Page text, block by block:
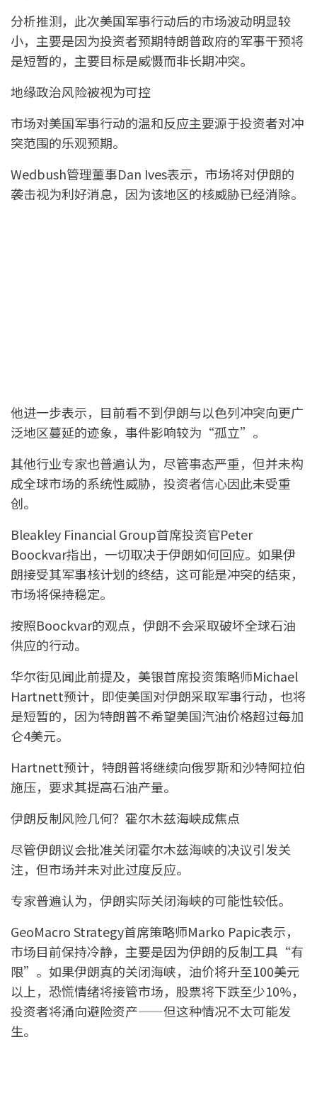
分析推测，此次美国军事行动后的市场波动明显较
小，主要是因为投资者预期特朗普政府的军事干预将
是短暂的，主要目标是威慑而非长期冲突。
地缘政治风险被视为可控
市场对美国军事行动的温和反应主要源于投资者对冲
突范围的乐观预期。
Wedbush管理董事Dan Ives表示，市场将对伊朗的
袭击视为利好消息，因为该地区的核威胁已经消除。
他进一步表示，目前看不到伊朗与以色列冲突向更广
泛地区蔓延的迹象，事件影响较为“孤立”。
其他行业专家也普遍认为，尽管事态严重，但并未构
成全球市场的系统性威胁，投资者信心因此未受重
创。
Bleakley Financial Group首席投资官Peter
Boockvar指出，一切取决于伊朗如何回应。如果伊
朗接受其军事核计划的终结，这可能是冲突的结束，
市场将保持稳定。
按照Boockvar的观点，伊朗不会采取破坏全球石油
供应的行动。
华尔街见闻此前提及，美银首席投资策略师Michael
Hartnett预计，即使美国对伊朗采取军事行动，也将
是短暂的，因为特朗普不希望美国汽油价格超过每加
仑4美元。
Hartnett预计，特朗普将继续向俄罗斯和沙特阿拉伯
施压，要求其提高石油产量。
伊朗反制风险几何？霍尔木兹海峡成焦点
尽管伊朗议会批准关闭霍尔木兹海峡的决议引发关
注，但市场并未对此过度反应。
专家普遍认为，伊朗实际关闭海峡的可能性较低。
GeoMacro Strategy首席策略师Marko Papic表示，
市场目前保持冷静，主要是因为伊朗的反制工具“有
限”。如果伊朗真的关闭海峡，油价将升至100美元
以上，恐慌情绪将接管市场，股票将下跌至少10%，
投资者将涌向避险资产——但这种情况不太可能发
生。